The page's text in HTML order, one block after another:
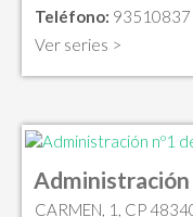
Teléfono:
Ver series >
CARMEN, 1, CP